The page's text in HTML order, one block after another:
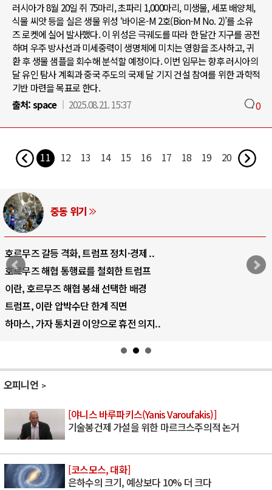
러시아가 8월 20일 쥐 75마리, 초파리 1,000마리, 미생물, 세포 배양체,
식물 씨앗 등을 실은 생물 위성 ‘바이온-M 2호(Bion-M No. 2)’를 소유
즈 로켓에 실어 발사했다. 이 위성은 극궤도를 따라 한 달간 지구를 공전
하며 우주 방사선과 미세중력이 생명체에 미치는 영향을 조사하고, 귀
환 후 생물 샘플을 회수해 분석할 예정이다. 이번 임무는 향후 러시아의
달 유인 탐사 계획과 중국 주도의 국제 달 기지 건설 참여를 위한 과학적
기반 마련을 목표로 한다.
출처:space 2025.08.21. 15:37 0
11 12 13 14 15 16 17 18 19 20
중동 위기
호르무즈 갈등 격화, 트럼프 정치·경제 ..
호르무즈 해협 통행료를 철회한 트럼프
이란, 호르무즈 해협 봉쇄 선택한 배경
트럼프, 이란 압박수단 한계 직면
하마스, 가자 통치권 이양으로 휴전 의지..
오피니언
[야니스 바루파키스(Yanis Varoufakis)]
기술봉건제 가설을 위한 마르크스주의적 논거
[코스모스, 대화]
은하수의 크기, 예상보다 10% 더 크다